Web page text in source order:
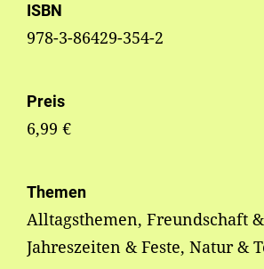
ISBN
978-3-86429-354-2
Preis
6,99 €
Themen
Alltagsthemen, Freundschaft
Jahreszeiten & Feste, Natur &